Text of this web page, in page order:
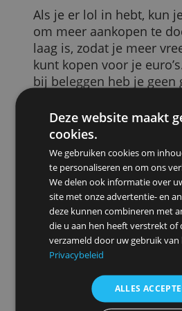
vakantieland kan een
hebben. Het geeft
alvast een spaarpotje
en je kunt met deze
extra kosten betalen
Misschien kun je
behalen door op tijd
geld opzijzetten. Stel
maand voor een vast
valuta. Dan koop je
een lagere koers dan
spreid je het
Als je er lol in hebt,
om meer aankopen